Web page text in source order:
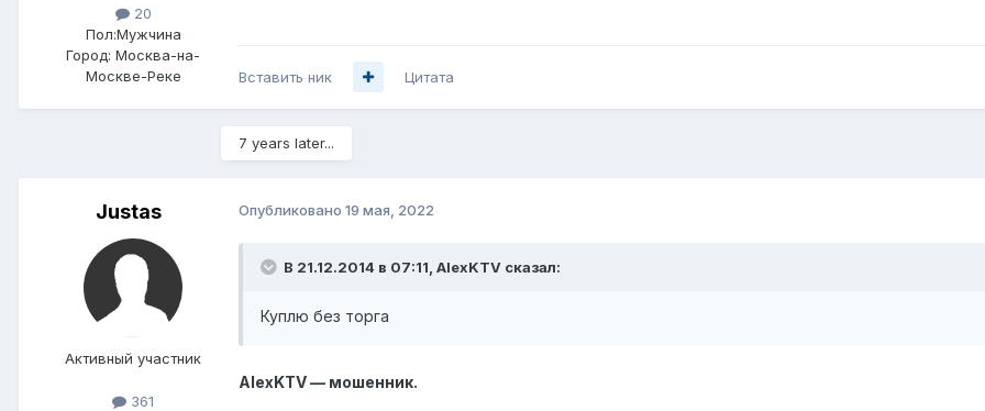
20
Пол:Мужчина
Город: Москва-на-
Москве-Реке
Вставить ник Цитата
7 years later...
Justas
Активный участник
361
Опубликовано 19 мая, 2022
В 21.12.2014 в 07:11, AlexKTV сказал:
Куплю без торга
AlexKTV — мошенник.